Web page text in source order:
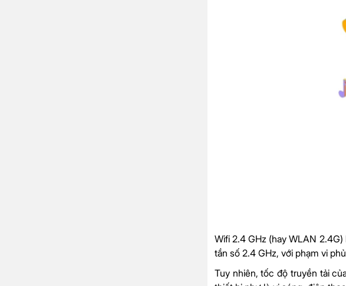
Wifi 2.4 GHz (hay WLAN
tần số 2.4 GHz, với phạm vi
Tuy nhiên, tốc độ truyền tải